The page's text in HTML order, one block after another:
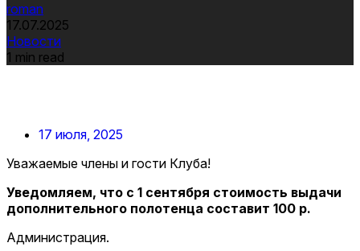
roman
17.07.2025
Новости
1 min read
17 июля, 2025
Уважаемые члены и гости Клуба!
Уведомляем, что с 1 сентября стоимость выдачи
дополнительного полотенца составит 100 р.
Администрация.